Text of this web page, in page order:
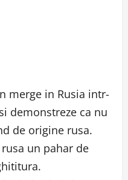
merge in Rusia intr-
demonstreze ca nu
de origine rusa.
un pahar de